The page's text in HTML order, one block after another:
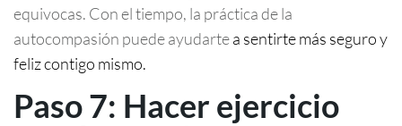
equivocas. Con el tiempo, la práctica de la
autocompasión puede ayudartea sentirte más seguro y
feliz contigo mismo.
Paso 7: Hacer ejercicio